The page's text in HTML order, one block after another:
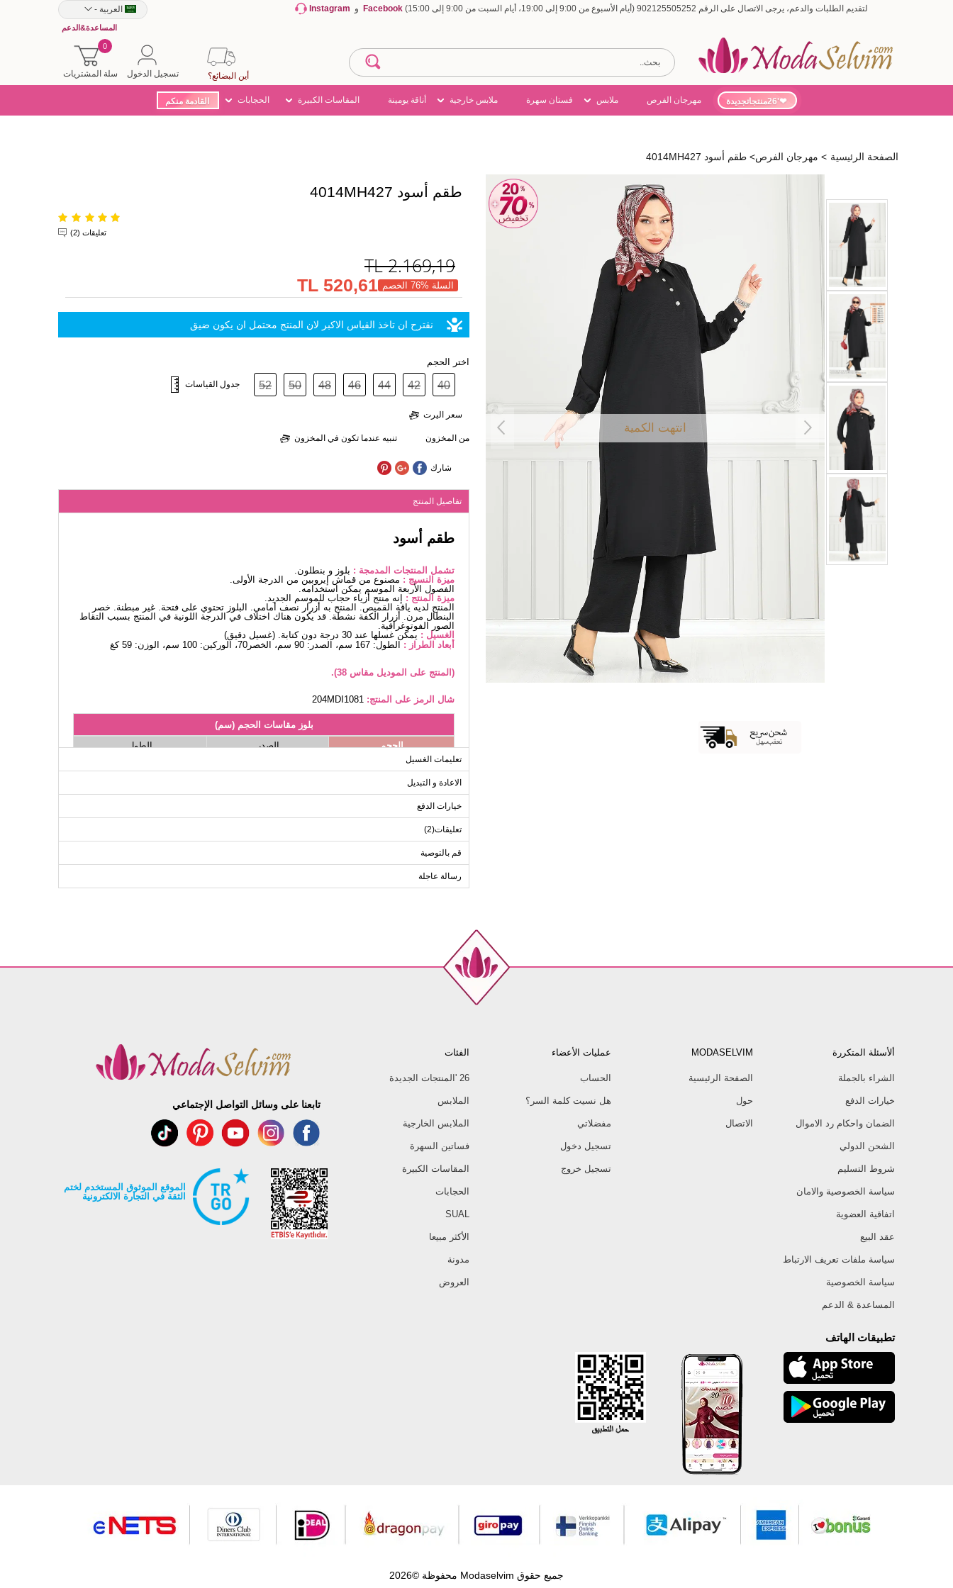
لتقديم الطلبات والدعم، يرجى الاتصال على الرقم 902125505252 (أيام الأسبوع من 9:00 إلى 19:00، أيام السبت من 9:00 إلى 15:00) Facebook و Instagram العربية -
المساعدة&الدعم
سلة المشتريات
0
تسجيل الدخول أين البضائع؟
'26منتجاتجديدة مهرجان الفرص ملابس فستان سهرة ملابس خارجية أناقة يومينة المقاسات الكبيرة الحجابات القادمة منكم
الصفحة الرئيسية > مهرجان الفرص> طقم أسود 4014MH427
انتهت الكمية
طقم أسود 4014MH427
تعليقات (2)
2.169,19
TL
السلة %76 الخصم 520,61 TL
نقترح ان تاخذ القياس الاكبر لان المنتج محتمل ان يكون ضيق
اختر الحجم
40
42
44
46
48
50
52 جدول القياسات
سعر اليرت
من المخزون تنبيه عندما تكون في المخزون
شارك
تفاصيل المنتج
طقم أسود
تشمل المنتجات المدمجة : بلوز و بنطلون.
ميزة النسيج : مصنوع من قماش إيروبين من الدرجة الأولى.
الفصول الأربعة الموسم يمكن استخدامه.
ميزة المنتج : إنه منتج أزياء حجاب للموسم الجديد.
المنتج لديه ياقة القميص. المنتج به أزرار نصف أمامي. البلوز تحتوي على فتحة. غير مبطنة. خصر
البنطال مرن. أزرار الكفة نشطة. قد يكون هناك اختلاف في الدرجة اللونية في المنتج بسبب التقاط
الصور الفوتوغرافية.
الغسيل : يمكن غسلها عند 30 درجة دون كتابة. (غسيل دقيق)
أبعاد الطراز : الطول: 167 سم، الصدر: 90 سم، الخصر70، الوركين: 100 سم، الوزن: 59 كغ
(المنتج على الموديل مقاس 38).
شال الرمز على المنتج:
بلوز مقاسات الحجم (سم)
الحجم
الصدر
الطول
46
106
109
99
99
تعليمات الغسيل
الاعادة و التبديل
خيارات الدفع
تعليقات(2)
قم بالتوصية
رسالة عاجلة
ألأسئلة المتكررة
الشراء بالجملة
خيارات الدفع
الضمان واحكام رد الاموال
الشحن الدولي
شروط التسليم
سياسة الخصوصية والامان
اتفاقية العضوية
عقد البيع
سياسة ملفات تعريف الارتباط
سياسة الخصوصية
المساعدة & الدعم
MODASELVIM
الصفحة الرئيسية
حول
الاتصال
عمليات الأعضاء
الحساب
هل نسيت كلمة السر؟
مفضلاتي
تسجيل دخول
تسجيل خروج
الفئات
26 'المنتجات الجديدة
الملابس
الملابس الخارجية
فساتين السهرة
المقاسات الكبيرة
الحجابات
SUAL
الأكثر مبيعا
مدونة
العروض
تطبيقات الهاتف
تابعنا على وسائل التواصل الإجتماعي
الموقع الموثوق المستخدم لختم
الثقة في التجارة الالكترونية
جميع حقوق Modaselvim محفوظة ©2026